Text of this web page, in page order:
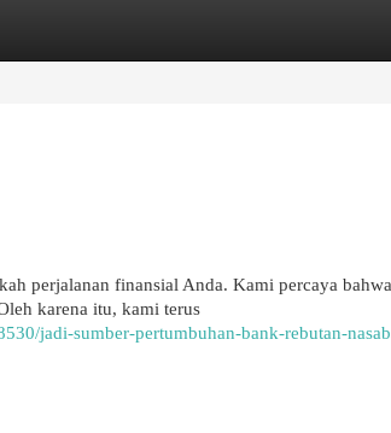
perjalanan finansial Anda. Kami percaya
karena itu, kami terus
jadi-sumber-pertumbuhan-bank-rebutan-